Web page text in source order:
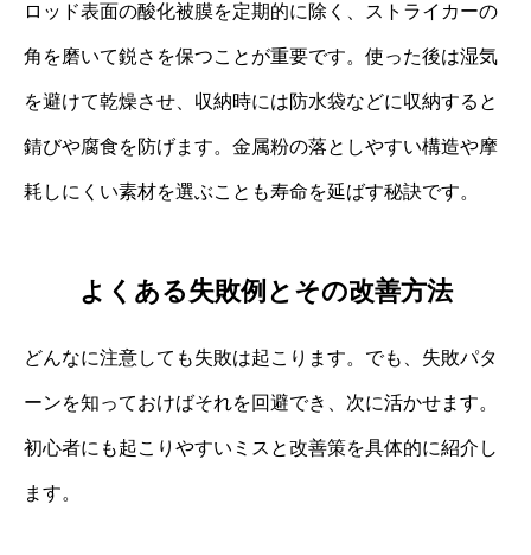
ロッド表面の酸化被膜を定期的に除く、ストライカーの
角を磨いて鋭さを保つことが重要です。使った後は湿気
を避けて乾燥させ、収納時には防水袋などに収納すると
錆びや腐食を防げます。金属粉の落としやすい構造や摩
耗しにくい素材を選ぶことも寿命を延ばす秘訣です。
よくある失敗例とその改善方法
どんなに注意しても失敗は起こります。でも、失敗パタ
ーンを知っておけばそれを回避でき、次に活かせます。
初心者にも起こりやすいミスと改善策を具体的に紹介し
ます。